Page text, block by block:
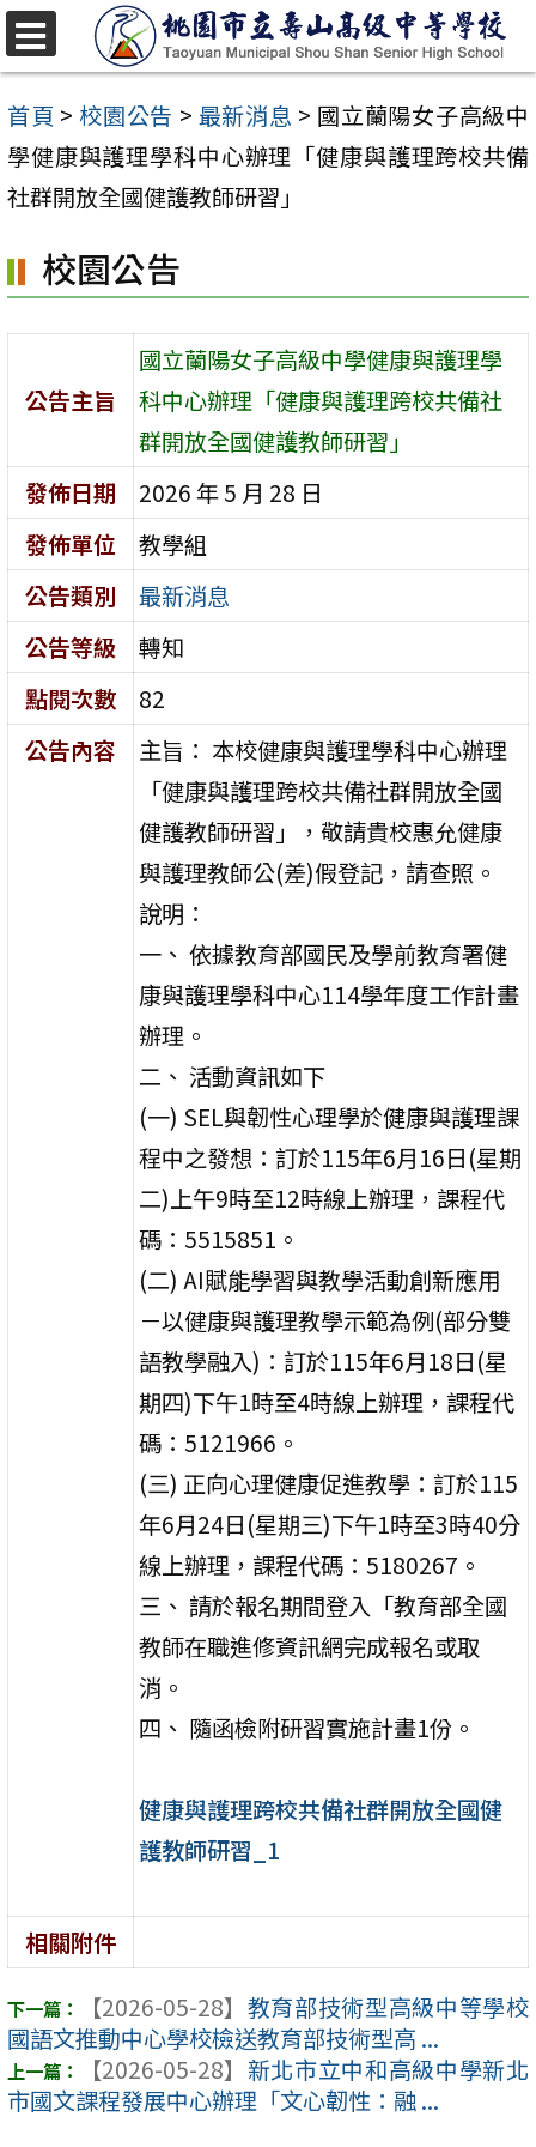
跳
至
主
要
內
區
首頁 > 校園公告 > 最新消息 > 國立蘭陽女子高級中
學健康與護理學科中心辦理「健康與護理跨校共備
社群開放全國健護教師研習」
校園公告
公告主旨
國立蘭陽女子高級中學健康與護理學
科中心辦理「健康與護理跨校共備社
群開放全國健護教師研習」
發佈日期
2026 年 5 月 28 日
發佈單位
教學組
公告類別
最新消息
公告等級
轉知
點閱次數
82
公告內容
主旨： 本校健康與護理學科中心辦理
「健康與護理跨校共備社群開放全國
健護教師研習」，敬請貴校惠允健康
與護理教師公(差)假登記，請查照。
說明：
一、 依據教育部國民及學前教育署健
康與護理學科中心114學年度工作計畫
辦理。
二、 活動資訊如下
(一) SEL與韌性心理學於健康與護理課
程中之發想：訂於115年6月16日(星期
二)上午9時至12時線上辦理，課程代
碼：5515851。
(二) AI賦能學習與教學活動創新應用
－以健康與護理教學示範為例(部分雙
語教學融入)：訂於115年6月18日(星
期四)下午1時至4時線上辦理，課程代
碼：5121966。
(三) 正向心理健康促進教學：訂於115
年6月24日(星期三)下午1時至3時40分
線上辦理，課程代碼：5180267。
三、 請於報名期間登入「教育部全國
教師在職進修資訊網完成報名或取
消。
四、 隨函檢附研習實施計畫1份。
健康與護理跨校共備社群開放全國健
護教師研習_1
相關附件
【2026-05-28】 教育部技術型高級中等學校
國語文推動中心學校檢送教育部技術型高 ...
【2026-05-28】 新北市立中和高級中學新北
市國文課程發展中心辦理「文心韌性：融 ...
選
單